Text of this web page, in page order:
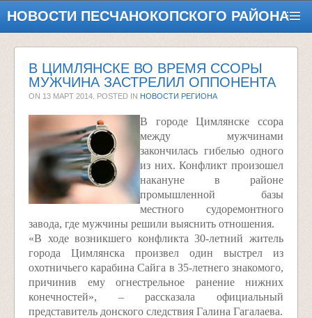
НОВОСТИ ПЕСЧАНОКОПСКОГО РАЙОНА
В ЦИМЛЯНСКЕ ВО ВРЕМЯ ССОРЫ
МУЖЧИНА ЗАСТРЕЛИЛ ОППОНЕНТА
ON 13 МАРТ 2014 . POSTED IN НОВОСТИ РЕГИОНА
В городе Цимлянске ссора
между мужчинами
закончилась гибелью одного
из них. Конфликт произошел
накануне в районе
промышленной базы
местного судоремонтного
завода, где мужчины решили выяснить отношения.
«В ходе возникшего конфликта 30-летний житель
города Цимлянска произвел один выстрел из
охотничьего карабина Сайга в 35-летнего знакомого,
причинив ему огнестрельное ранение нижних
конечностей», – рассказала официальный
представитель донского следствия Галина Гагалаева.